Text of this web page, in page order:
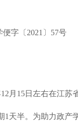
便字〔2021〕57号
15日左右在江苏
1天半。为助力政产